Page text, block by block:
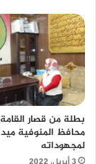
بطلة من قصار
محافظ المنوفية
لمجهوداته